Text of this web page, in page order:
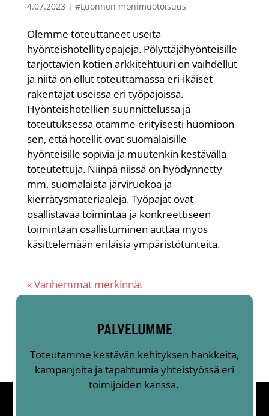
4.07.2023 | #Luonnon monimuotoisuus
Olemme toteuttaneet useita
hyönteishotellityöpajoja. Pölyttäjähyönteisille
tarjottavien kotien arkkitehtuuri on vaihdellut
ja niitä on ollut toteuttamassa eri-ikäiset
rakentajat useissa eri työpajoissa.
Hyönteishotellien suunnittelussa ja
toteutuksessa otamme erityisesti huomioon
sen, että hotellit ovat suomalaisille
hyönteisille sopivia ja muutenkin kestävällä
toteutettuja. Niinpä niissä on hyödynnetty
mm. suomalaista järviruokoa ja
kierrätysmateriaaleja. Työpajat ovat
osallistavaa toimintaa ja konkreettiseen
toimintaan osallistuminen auttaa myös
käsittelemään erilaisia ympäristötunteita.
« Vanhemmat merkinnät
PALVELUMME
Toteutamme kestävän kehityksen hankkeita,
kampanjoita ja tapahtumia yhteistyössä eri
toimijoiden kanssa.